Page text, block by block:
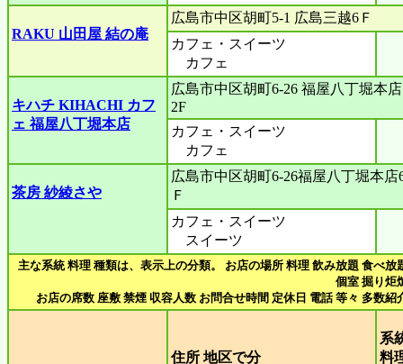
RAKU 山田屋 結の庵
広島市中区胡町5-1 広島三越6Ｆ
カフェ・スイーツ
カフェ
キハチ KIHACHI カフ
ェ 福屋八丁堀本店
広島市中区胡町6-26 福屋八丁堀本店
2F
カフェ・スイーツ
カフェ
茶房 紗綾さや
広島市中区胡町6-26福屋八丁堀本店
Ｆ
カフェ・スイーツ
スイーツ
主な系統 料理 種類は、表示上の分類。 お店の場所 料理 飲み放題 食べ放
個室 掘り炬
お店の席数 座敷 禁煙 収容人数 お問合せ時間 定休日 電話 等々 多数紹
住所 地区で分
系
料